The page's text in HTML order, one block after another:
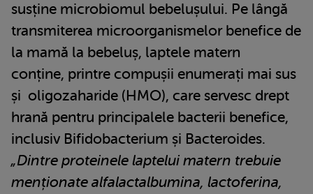
susține microbiomul bebelușului. Pe lângă
transmiterea microorganismelor benefice de
la mamă la bebeluș, laptele matern
conține, printre compușii enumerați mai sus
și oligozaharide (HMO), care servesc drept
hrană pentru principalele bacterii benefice,
inclusiv Bifidobacterium și Bacteroides.
„Dintre proteinele laptelui matern trebuie
menționate alfalactalbumina, lactoferina,